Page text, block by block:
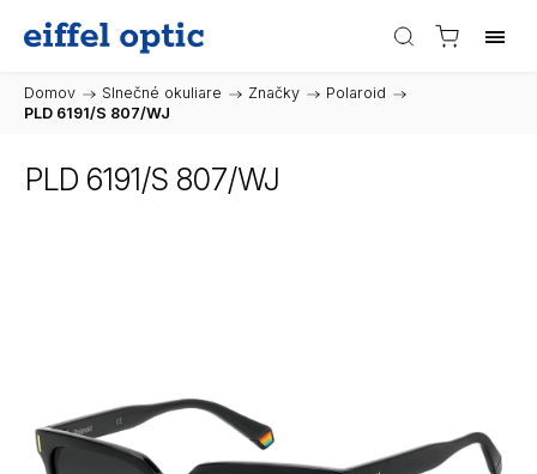
Domov / Slnečné okuliare / Značky / Polaroid /
PLD 6191/S 807/WJ
PLD 6191/S 807/WJ